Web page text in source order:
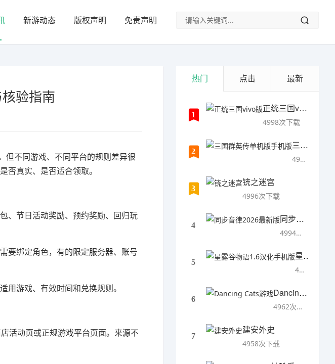
新游动态 版权声明 免责声明
验指南
但不同游戏、不同平台的规则差异很
否真实、是否适合领取。
、节日活动奖励、预约奖励、回归玩
要绑定角色，有的限定服务器、账号
游戏、有效时间和兑换规则。
活动页或正规游戏平台页面。来源不
热门 点击 最新
1
正统三国vivo版
4998次下载
2
三国群英传单机版手机版
4997次下载
3
铳之迷宫
4996次下载
4
同步音律2026最新版
4994次下载
5
星露谷物语1.6汉化手机版
4993次下载
6
Dancing Cats游戏
4962次下载
7
建安外史
4958次下载